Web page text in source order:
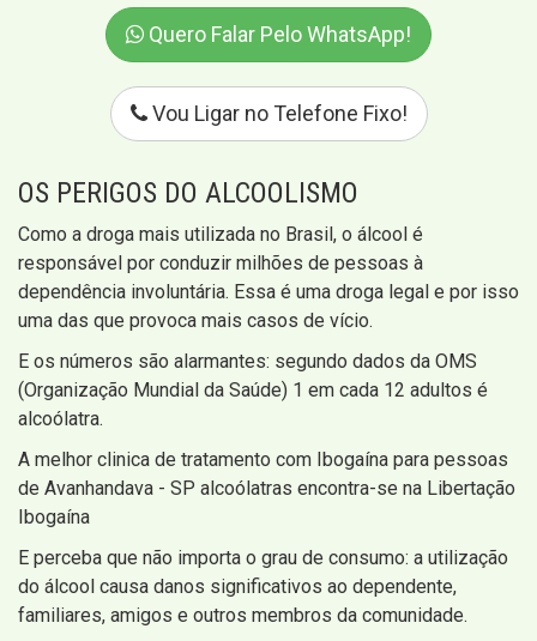
Quero Falar Pelo WhatsApp!
Vou Ligar no Telefone Fixo!
OS PERIGOS DO ALCOOLISMO
Como a droga mais utilizada no Brasil, o álcool é
responsável por conduzir milhões de pessoas à
dependência involuntária. Essa é uma droga legal e por isso
uma das que provoca mais casos de vício.
E os números são alarmantes: segundo dados da OMS
(Organização Mundial da Saúde) 1 em cada 12 adultos é
alcoólatra.
A melhor clinica de tratamento com Ibogaína para pessoas
de Avanhandava - SP alcoólatras encontra-se na Libertação
Ibogaína
E perceba que não importa o grau de consumo: a utilização
do álcool causa danos significativos ao dependente,
familiares, amigos e outros membros da comunidade.